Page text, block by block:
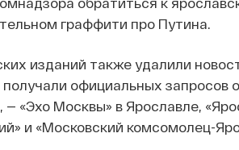
граффити про Путина.
изданий также удалили
официальных
«Эхо Москвы» в Ярославле,
и «Московский комсомолец-